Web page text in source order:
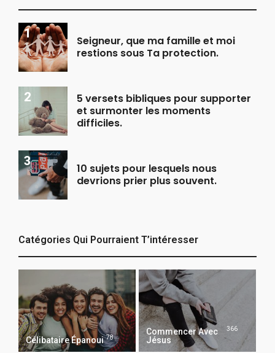
Seigneur, que ma famille et moi
restions sous Ta protection.
5 versets bibliques pour supporter
et surmonter les moments
difficiles.
10 sujets pour lesquels nous
devrions prier plus souvent.
Catégories Qui Pourraient T’intéresser
Célibataire Épanoui 78
Commencer Avec
Jésus
366